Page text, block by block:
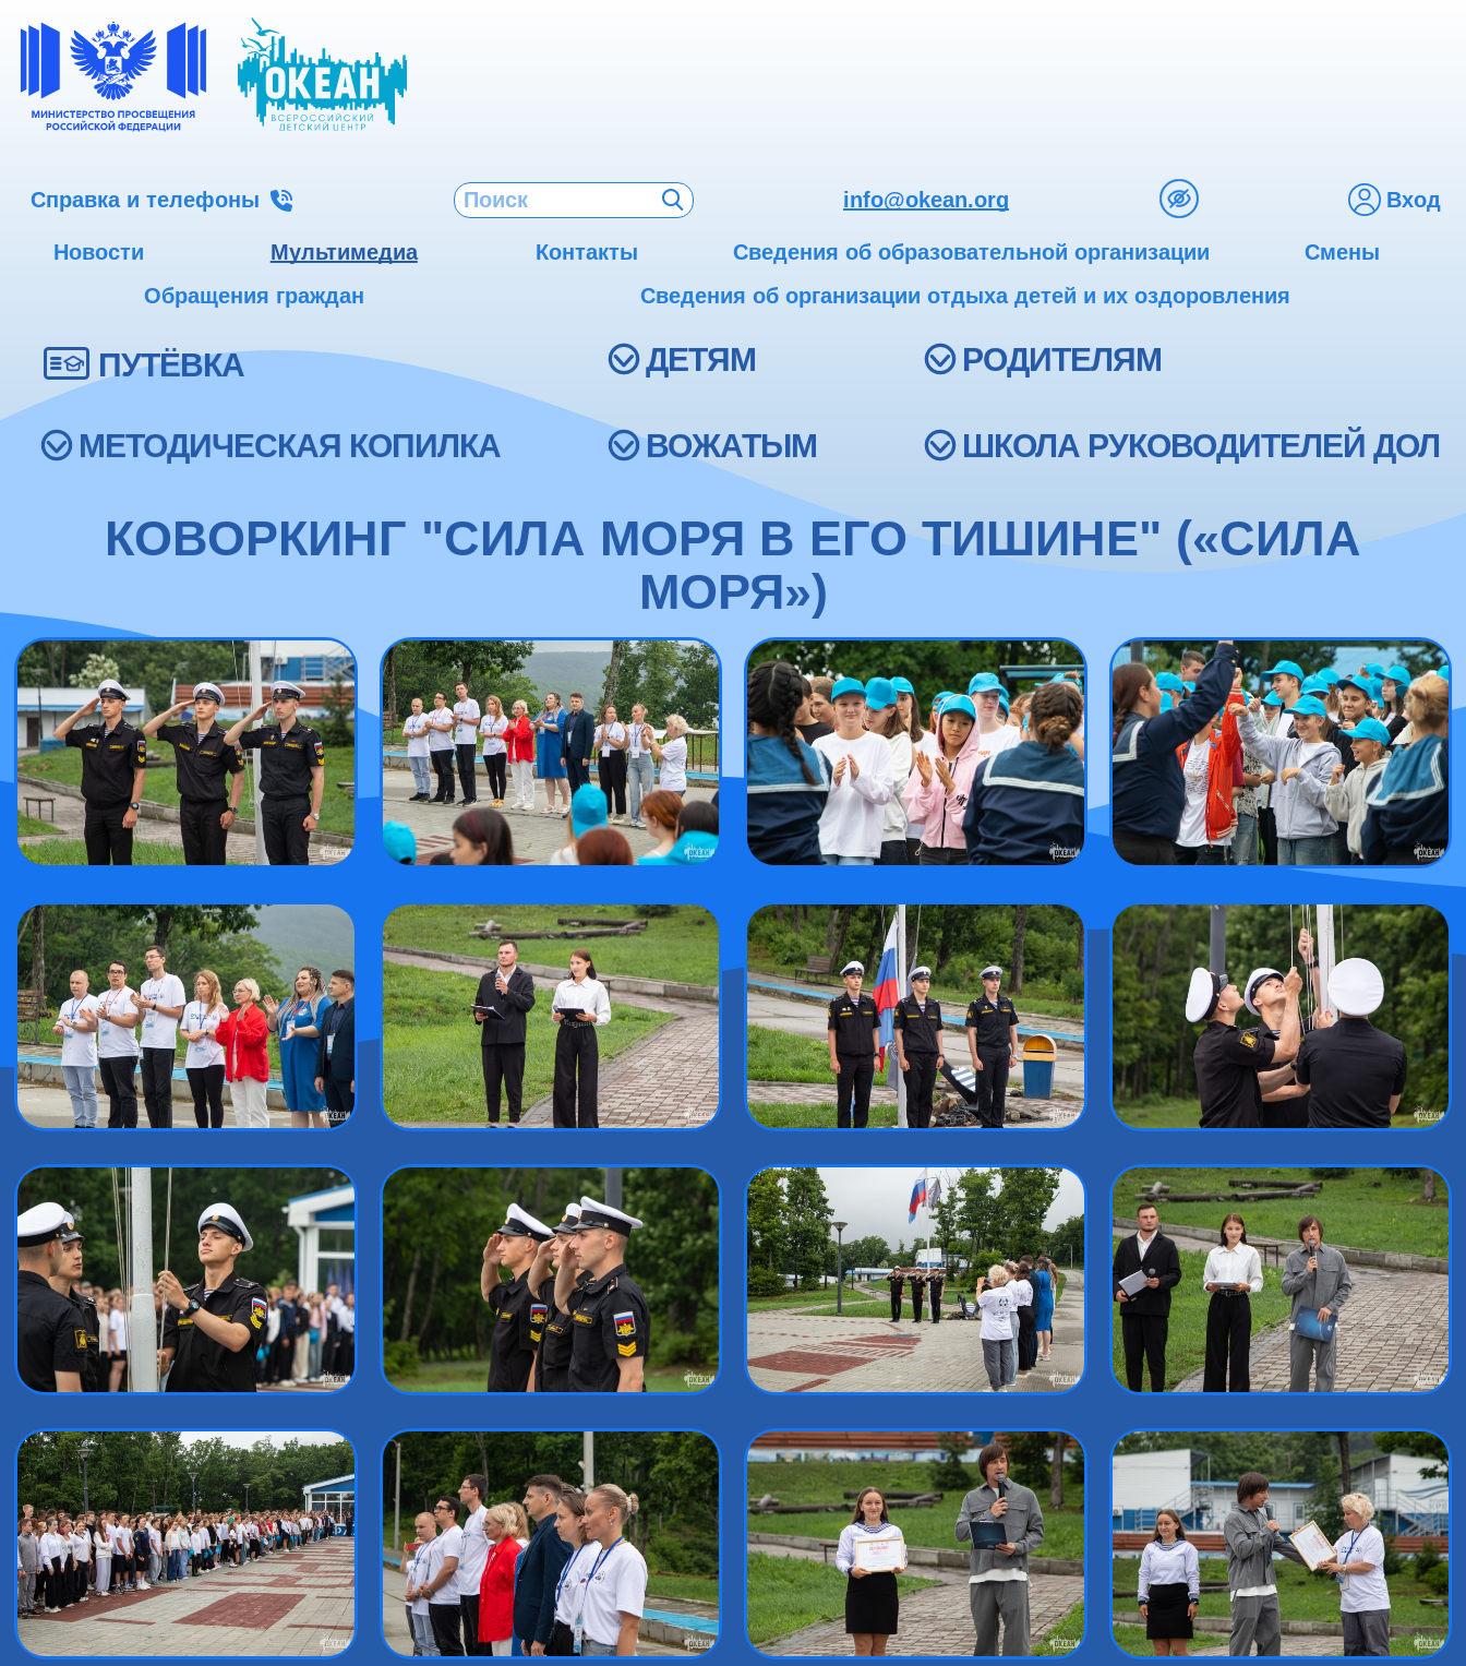
Справка и телефоны info@okean.org Вход
Новости Мультимедиа Контакты Сведения об образовательной организации
Смены
Обращения граждан
Сведения об организации отдыха детей и их оздоровления
ПУТЁВКА ДЕТЯМ РОДИТЕЛЯМ
МЕТОДИЧЕСКАЯ КОПИЛКА ВОЖАТЫМ ШКОЛА РУКОВОДИТЕЛЕЙ ДОЛ
КОВОРКИНГ "СИЛА МОРЯ В ЕГО ТИШИНЕ" («СИЛА
МОРЯ»)